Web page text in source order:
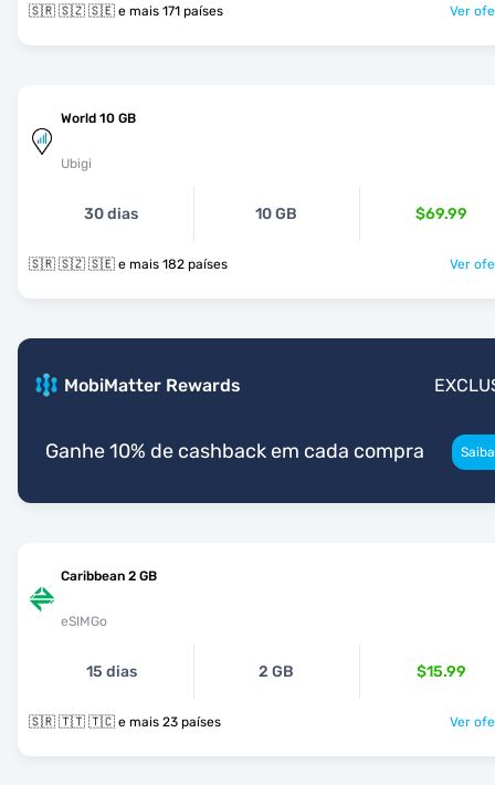
🇸🇷 🇸🇿 🇸🇪 e mais 171 países Ver
World 10 GB
Ubigi
30 dias 10 GB $69.99
🇸🇷 🇸🇿 🇸🇪 e mais 182 países Ver
MobiMatter Rewards
Ganhe 10% de cashback em cada compra
Caribbean 2 GB
eSIMGo
15 dias 2 GB $15.99
🇸🇷 🇹🇹 🇹🇨 e mais 23 países Ver